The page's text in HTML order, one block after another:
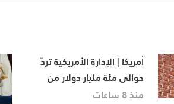
أمريكا | الإدارة الأمريكية تردّ
حوالى مئة مليار دولار من
الرسوم الجمركية
منذ 8 ساعات